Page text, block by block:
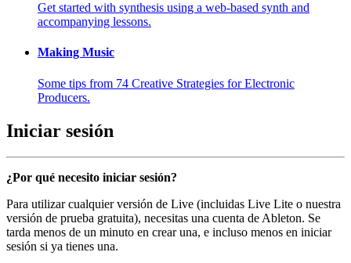
Get started with synthesis using a web-based synth and
accompanying lessons.
Making Music
Some tips from 74 Creative Strategies for Electronic
Producers.
Iniciar sesión
¿Por qué necesito iniciar sesión?
Para utilizar cualquier versión de Live (incluidas Live Lite o nuestra
versión de prueba gratuita), necesitas una cuenta de Ableton. Se
tarda menos de un minuto en crear una, e incluso menos en iniciar
sesión si ya tienes una.